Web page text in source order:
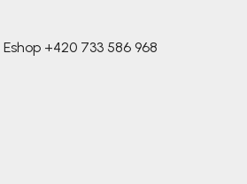
Eshop +420 733 586 968